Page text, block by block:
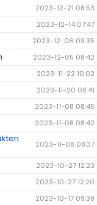
2023-12-21 08:53
2023-12-14 07:47
2023-12-06 09:35
2023-12-05 08:42
2023-11-22 10:02
2023-11-20 08:41
2023-11-08 08:45
2023-11-08 08:42
2023-11-08 08:37
2023-10-27 12:23
2023-10-27 12:20
2023-10-17 09:39